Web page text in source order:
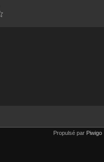
Propulsé par Piwigo